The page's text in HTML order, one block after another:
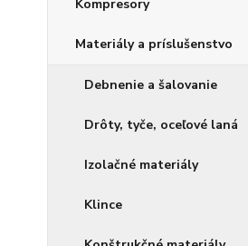
Kompresory
Materiály a príslušenstvo
Debnenie a šalovanie
Drôty, tyče, oceľové laná
Izolačné materiály
Klince